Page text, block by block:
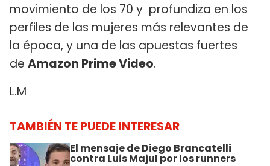
movimiento de los 70 y profundiza en los
perfiles de las mujeres más relevantes de
la época, y una de las apuestas fuertes
de Amazon Prime Video.
L.M
TAMBIÉN TE PUEDE INTERESAR
El mensaje de Diego Brancatelli
contra Luis Majul por los runners